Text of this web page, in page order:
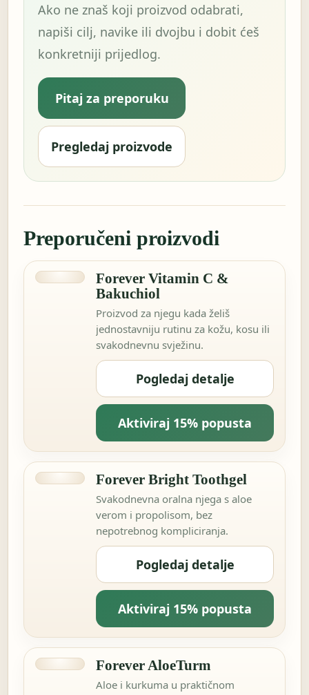
Ako ne znaš koji proizvod odabrati,
napiši cilj, navike ili dvojbu i dobit ćeš
konkretniji prijedlog.
Pitaj za preporuku
Pregledaj proizvode
Preporučeni proizvodi
Forever Vitamin C &
Bakuchiol
Proizvod za njegu kada želiš
jednostavniju rutinu za kožu, kosu ili
svakodnevnu svježinu.
Pogledaj detalje
Aktiviraj 15% popusta
Forever Bright Toothgel
Svakodnevna oralna njega s aloe
verom i propolisom, bez
nepotrebnog kompliciranja.
Pogledaj detalje
Aktiviraj 15% popusta
Forever AloeTurm
Aloe i kurkuma u praktičnom